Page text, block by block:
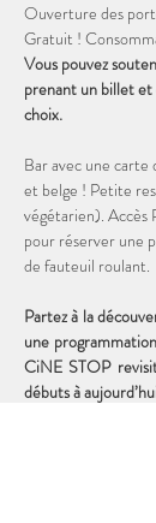
Ouverture des
Gratuit !
Vous pouvez
prenant un billet
choix.
Bar avec une carte
et belge ! Petite
végétarien). Accès
pour réserver une
de fauteuil roulant.
Partez à la
une
CiNE STOP
débuts à